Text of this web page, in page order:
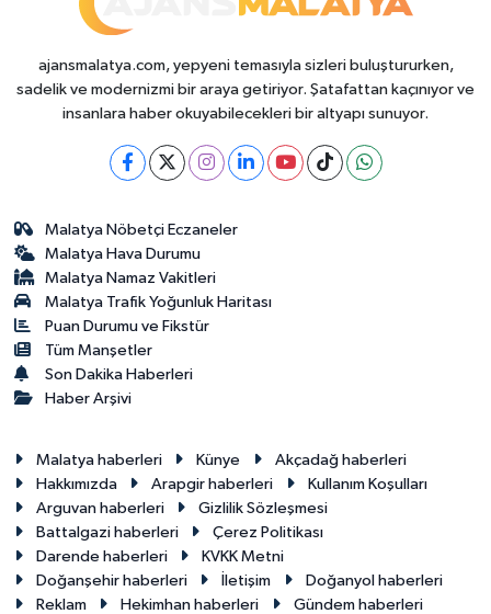
ajansmalatya.com, yepyeni temasıyla sizleri buluştururken,
sadelik ve modernizmi bir araya getiriyor. Şatafattan kaçınıyor ve
insanlara haber okuyabilecekleri bir altyapı sunuyor.
Malatya Nöbetçi Eczaneler
Malatya Hava Durumu
Malatya Namaz Vakitleri
Malatya Trafik Yoğunluk Haritası
Puan Durumu ve Fikstür
Tüm Manşetler
Son Dakika Haberleri
Haber Arşivi
Malatya haberleri Künye
Akçadağ haberleri
Hakkımızda
Arapgir haberleri
Kullanım Koşulları
Arguvan haberleri
Gizlilik Sözleşmesi
Battalgazi haberleri
Çerez Politikası
Darende haberleri
KVKK Metni
Doğanşehir haberleri
İletişim
Doğanyol haberleri
Reklam
Hekimhan haberleri
Gündem haberleri